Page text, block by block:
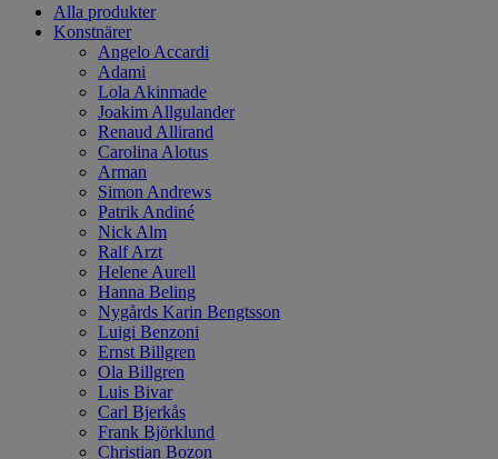
Alla produkter
Konstnärer
Angelo Accardi
Adami
Lola Akinmade
Joakim Allgulander
Renaud Allirand
Carolina Alotus
Arman
Simon Andrews
Patrik Andiné
Nick Alm
Ralf Arzt
Helene Aurell
Hanna Beling
Nygårds Karin Bengtsson
Luigi Benzoni
Ernst Billgren
Ola Billgren
Luis Bivar
Carl Bjerkås
Frank Björklund
Christian Bozon